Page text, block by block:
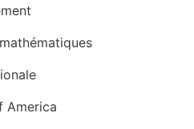
America